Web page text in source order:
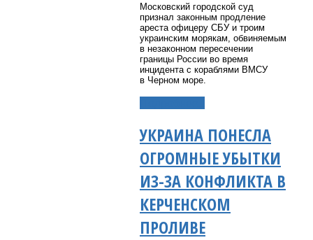
Московский городской суд
признал законным продление
ареста офицеру СБУ и троим
украинским морякам, обвиняемым
в незаконном пересечении
границы России во время
инцидента с кораблями ВМСУ
в Черном море.
УКРАИНА ПОНЕСЛА
ОГРОМНЫЕ УБЫТКИ
ИЗ-ЗА КОНФЛИКТА В
КЕРЧЕНСКОМ
ПРОЛИВЕ